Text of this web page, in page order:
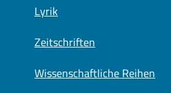
Lyrik
Zeitschriften
Wissenschaftliche Reihen